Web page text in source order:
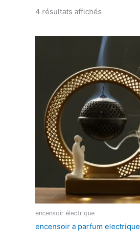
4 résultats affichés
encensoir électrique
encensoir a parfum electrique